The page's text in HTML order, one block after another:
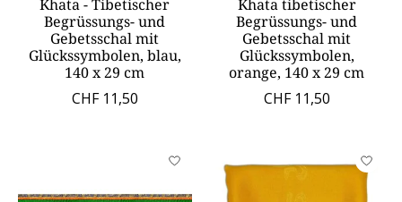
Khata - Tibetischer
Begrüssungs- und
Gebetsschal mit
Glückssymbolen, blau,
140 x 29 cm
CHF 11,50
Khata tibetischer
Begrüssungs- und
Gebetsschal mit
Glückssymbolen,
orange, 140 x 29 cm
CHF 11,50